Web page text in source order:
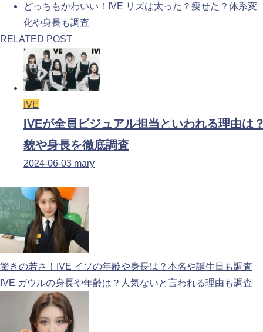
どっちもかわいい！IVE リズは太った？痩せた？体系変
化や身長も調査
RELATED POST
IVE
IVEが全員ビジュアル担当といわれる理由は
貌や身長を徹底調査
2024-06-03 mary
驚きの若さ！IVE イソの年齢や身長は？本名や誕生日も調査
IVE ガウルの身長や年齢は？人気ないと言われる理由も調査